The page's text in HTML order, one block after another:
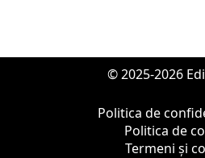
© 2025-2026
Politica de
Politica de
Termeni și